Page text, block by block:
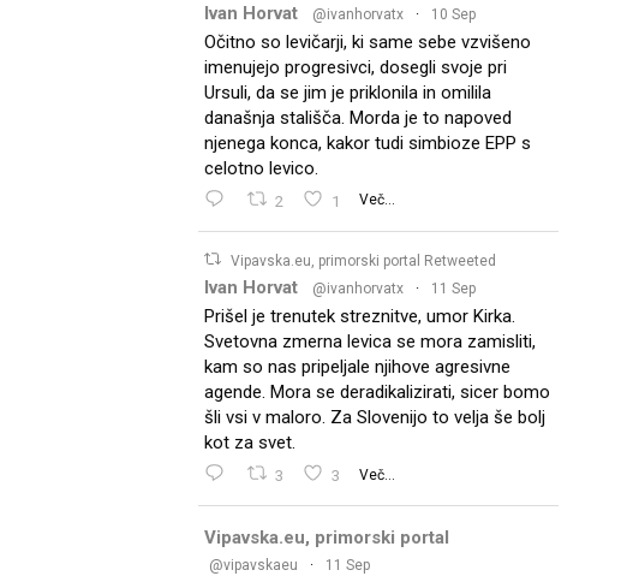
Ivan Horvat @ivanhorvatx · 10 Sep
Očitno so levičarji, ki same sebe vzvišeno
imenujejo progresivci, dosegli svoje pri
Ursuli, da se jim je priklonila in omilila
današnja stališča. Morda je to napoved
njenega konca, kakor tudi simbioze EPP s
celotno levico.
2 1 Več...
Vipavska.eu, primorski portal Retweeted
Ivan Horvat @ivanhorvatx · 11 Sep
Prišel je trenutek streznitve, umor Kirka.
Svetovna zmerna levica se mora zamisliti,
kam so nas pripeljale njihove agresivne
agende. Mora se deradikalizirati, sicer bomo
šli vsi v maloro. Za Slovenijo to velja še bolj
kot za svet.
3 3 Več...
Vipavska.eu, primorski portal
@vipavskaeu · 11 Sep